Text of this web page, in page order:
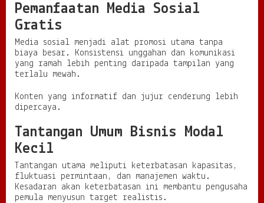
Pemanfaatan Media Sosial
Gratis
Media sosial menjadi alat promosi utama tanpa
biaya besar. Konsistensi unggahan dan komunikasi
yang ramah lebih penting daripada tampilan yang
terlalu mewah.
Konten yang informatif dan jujur cenderung lebih
dipercaya.
Tantangan Umum Bisnis Modal
Kecil
Tantangan utama meliputi keterbatasan kapasitas,
fluktuasi permintaan, dan manajemen waktu.
Kesadaran akan keterbatasan ini membantu pengusaha
pemula menyusun target realistis.